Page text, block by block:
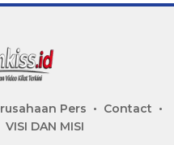
Pers
Contact
VISI DAN MISI